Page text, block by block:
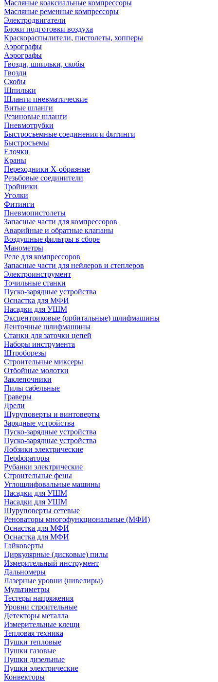
Масляные коаксиальные компрессоры
Масляные ременные компрессоры
Электродвигатели
Блоки подготовки воздуха
Краскораспылители, пистолеты, хопперы
Аэрографы
Аэрографы
Гвозди, шпильки, скобы
Гвозди
Скобы
Шпильки
Шланги пневматические
Витые шланги
Резиновые шланги
Пневмотрубки
Быстросъемные соединения и фитинги
Быстросъемы
Елочки
Краны
Переходники Х-образные
Резьбовые соединители
Тройники
Уголки
Фитинги
Пневмопистолеты
Запасные части для компрессоров
Аварийные и обратные клапаны
Воздушные фильтры в сборе
Манометры
Реле для компрессоров
Запасные части для нейлеров и степлеров
Электроинструмент
Точильные станки
Пуско-зарядные устройства
Оснастка для МФИ
Насадки для УШМ
Эксцентриковые (орбитальные) шлифмашины
Ленточные шлифмашины
Станки для заточки цепей
Наборы инструмента
Штроборезы
Строительные миксеры
Отбойные молотки
Заклепочники
Пилы сабельные
Граверы
Дрели
Шуруповерты и винтоверты
Зарядные устройства
Пуско-зарядные устройства
Пуско-зарядные устройства
Лобзики электрические
Перфораторы
Рубанки электрические
Строительные фены
Углошлифовальные машины
Насадки для УШМ
Насадки для УШМ
Шуруповерты сетевые
Реноваторы многофункциональные (МФИ)
Оснастка для МФИ
Оснастка для МФИ
Гайковерты
Циркулярные (дисковые) пилы
Измерительный инструмент
Дальномеры
Лазерные уровни (нивелиры)
Мультиметры
Тестеры напряжения
Уровни строительные
Детекторы металла
Измерительные клещи
Тепловая техника
Пушки тепловые
Пушки газовые
Пушки дизельные
Пушки электрические
Конвекторы